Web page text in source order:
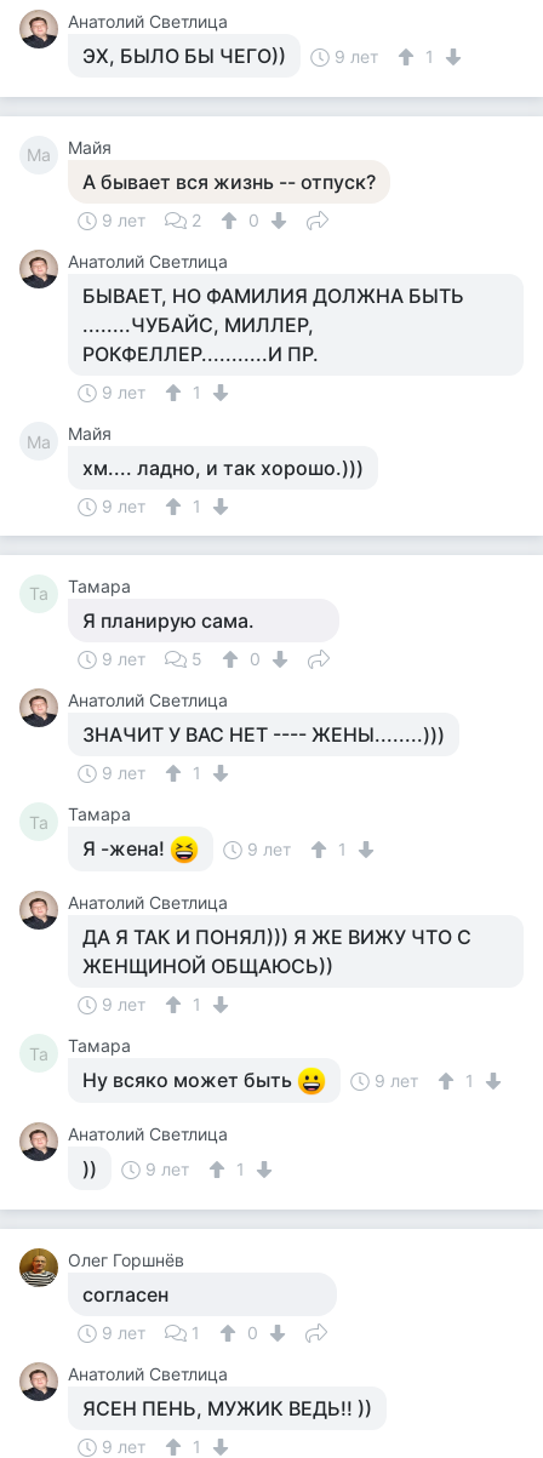
Анатолий Светлица
ЭХ, БЫЛО БЫ ЧЕГО)) 9 лет 1
Ма Майя
А бывает вся жизнь -- отпуск?
9 лет 2
0
Анатолий Светлица
БЫВАЕТ, НО ФАМИЛИЯ ДОЛЖНА БЫТЬ
........ЧУБАЙС, МИЛЛЕР,
РОКФЕЛЛЕР...........И ПР.
9 лет 1
Ма Майя
хм.... ладно, и так хорошо.)))
9 лет 1
Та Тамара
Я планирую сама.
9 лет 5
0
Анатолий Светлица
ЗНАЧИТ У ВАС НЕТ ---- ЖЕНЫ........)))
9 лет 1
Та Тамара
Я -жена! 9 лет 1
Анатолий Светлица
ДА Я ТАК И ПОНЯЛ))) Я ЖЕ ВИЖУ ЧТО С
ЖЕНЩИНОЙ ОБЩАЮСЬ))
9 лет 1
Та Тамара
Ну всяко может быть 9 лет 1
Анатолий Светлица
)) 9 лет 1
Олег Горшнёв
согласен
9 лет 1
0
Анатолий Светлица
ЯСЕН ПЕНЬ, МУЖИК ВЕДЬ!! ))
9 лет 1